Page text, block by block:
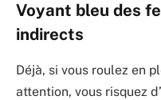
Voyant bleu des
indirects
Déjà, si vous roulez en
attention, vous risquez